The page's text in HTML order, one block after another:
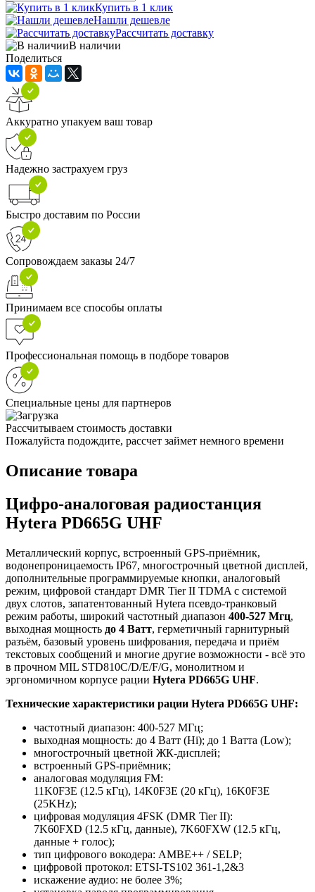
Купить в 1 клик
Нашли дешевле
Рассчитать доставку
В наличии
Поделиться
Аккуратно упакуем ваш товар
Надежно застрахуем груз
Быстро доставим по России
Сопровождаем заказы 24/7
Принимаем все способы оплаты
Профессиональная помощь в подборе товаров
Специальные цены для партнеров
Рассчитываем стоимость доставки
Пожалуйста подождите, рассчет займет немного времени
Описание товара
Цифро-аналоговая радиостанция
Hytera PD665G UHF
Металлический корпус, встроенный GPS-приёмник,
водонепроницаемость IP67, многострочный цветной дисплей,
дополнительные программируемые кнопки, аналоговый
режим, цифровой стандарт DMR Tier II TDMA с системой
двух слотов, запатентованный Hytera псевдо-транковый
режим работы, широкий частотный диапазон 400-527 Мгц,
выходная мощность до 4 Ватт, герметичный гарнитурный
разъём, базовый уровень шифрования, передача и приём
текстовых сообщений и многие другие возможности - всё это
в прочном MIL STD810C/D/E/F/G, монолитном и
эргономичном корпусе рации Hytera PD665G UHF.
Технические характеристики рации Hytera PD665G UHF:
частотный диапазон: 400-527 МГц;
выходная мощность: до 4 Ватт (Hi); до 1 Ватта (Low);
многострочный цветной ЖК-дисплей;
встроенный GPS-приёмник;
аналоговая модуляция FM:
11K0F3E (12.5 кГц), 14K0F3E (20 кГц), 16K0F3E
(25KHz);
цифровая модуляция 4FSK (DMR Tier II):
7K60FXD (12.5 кГц, данные), 7K60FXW (12.5 кГц,
данные + голос);
тип цифрового вокодера: AMBE++ / SELP;
цифровой протокол: ETSI-TS102 361-1,2&3
искажение аудио: не более 3%;